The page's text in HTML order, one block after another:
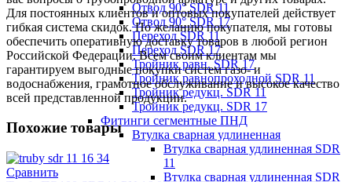
Отвод 90° SDR 11
Отвод 90° SDR 17
Переход SDR 11
Переход SDR 17
Тройник равн. SDR 17
Тройник равнопроходной SDR 11
Тройник редукц. SDR 11
Тройник редукц. SDR 17
Фитинги сегментные ПНД
Втулка сварная удлиненная
Втулка сварная удлиненная SDR
11
Втулка сварная удлиненная SDR
Для постоянных клиентов и оптовых покупателей действует
гибкая система скидок. По желанию покупателя, мы готовы
обеспечить оперативную доставку товаров в любой регион
Российской Федерации. Всем своим клиентам мы
гарантируем выгодные покупки систем газо- и
водоснабжения, грамотное обслуживание и высокое качество
всей представленной продукции.
Похожие товары
Сравнить